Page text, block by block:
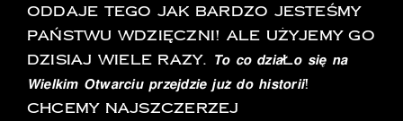
oddaje tego jak bardzo jesteśmy
Państwu wdzięczni! Ale użyjemy go
dzisiaj wiele razy. 𝙏𝙤 𝙘𝙤 𝙙𝙯𝙞𝙖ł𝙤 𝙨𝙞𝙚̨ 𝙣𝙖
𝙒𝙞𝙚𝙡𝙠𝙞𝙢 𝙊𝙩𝙬𝙖𝙧𝙘𝙞𝙪 𝙥𝙧𝙯𝙚𝙟𝙙𝙯𝙞𝙚 𝙟𝙪𝙯̇ 𝙙𝙤 𝙝𝙞𝙨𝙩𝙤𝙧𝙞𝙞!
Chcemy najszczerzej